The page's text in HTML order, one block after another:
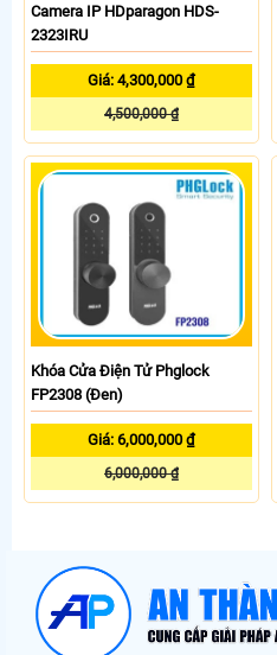
Camera IP HDparagon HDS-
2323IRU
Giá: 4,300,000 ₫
4,500,000 ₫
Khóa Cửa Điện Tử Phglock
FP2308 (Đen)
Giá: 6,000,000 ₫
6,000,000 ₫